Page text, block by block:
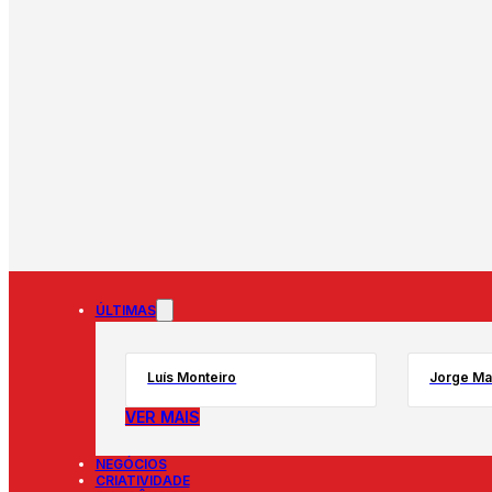
ÚLTIMAS
Luís Monteiro Jorge
VER MAIS
NEGÓCIOS
CRIATIVIDADE